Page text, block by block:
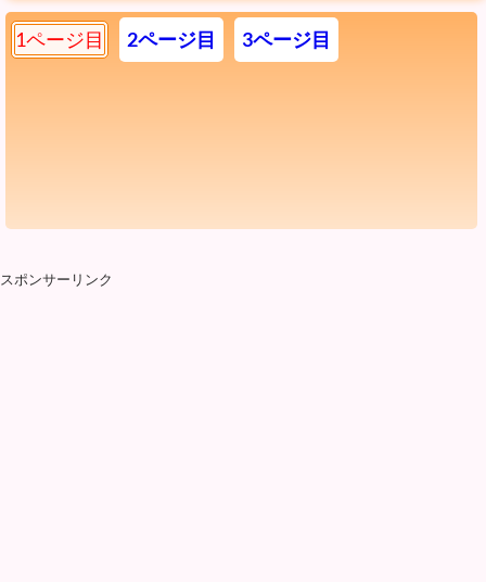
1ページ目 2ページ目 3ページ目
スポンサーリンク